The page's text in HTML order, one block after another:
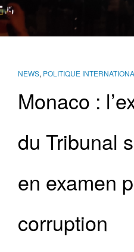
NEWS, POLITIQUE
Monaco :
du Tribunal
en examen
corruption